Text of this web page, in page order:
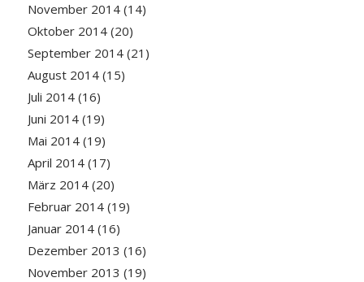
November 2014(14)
Oktober 2014(20)
September 2014(21)
August 2014(15)
Juli 2014(16)
Juni 2014(19)
Mai 2014(19)
April 2014(17)
März 2014(20)
Februar 2014(19)
Januar 2014(16)
Dezember 2013 (16)
November 2013 (19)